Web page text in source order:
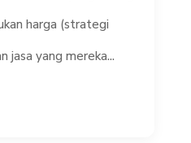
harga (strategi
jasa yang mereka...